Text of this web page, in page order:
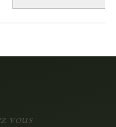
vous